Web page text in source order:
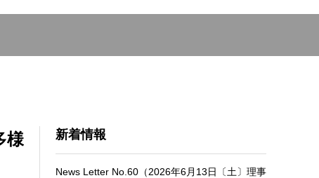
様
新着情報
News Letter No.60（2026年6月13日〔土〕理事